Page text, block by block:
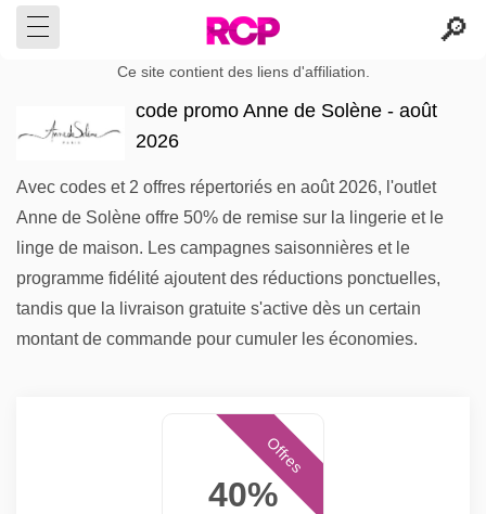
Ce site contient des liens d'affiliation.
code promo Anne de Solène - août
2026
Avec codes et 2 offres répertoriés en août 2026, l'outlet
Anne de Solène offre 50% de remise sur la lingerie et le
linge de maison. Les campagnes saisonnières et le
programme fidélité ajoutent des réductions ponctuelles,
tandis que la livraison gratuite s'active dès un certain
montant de commande pour cumuler les économies.
40%
Offres